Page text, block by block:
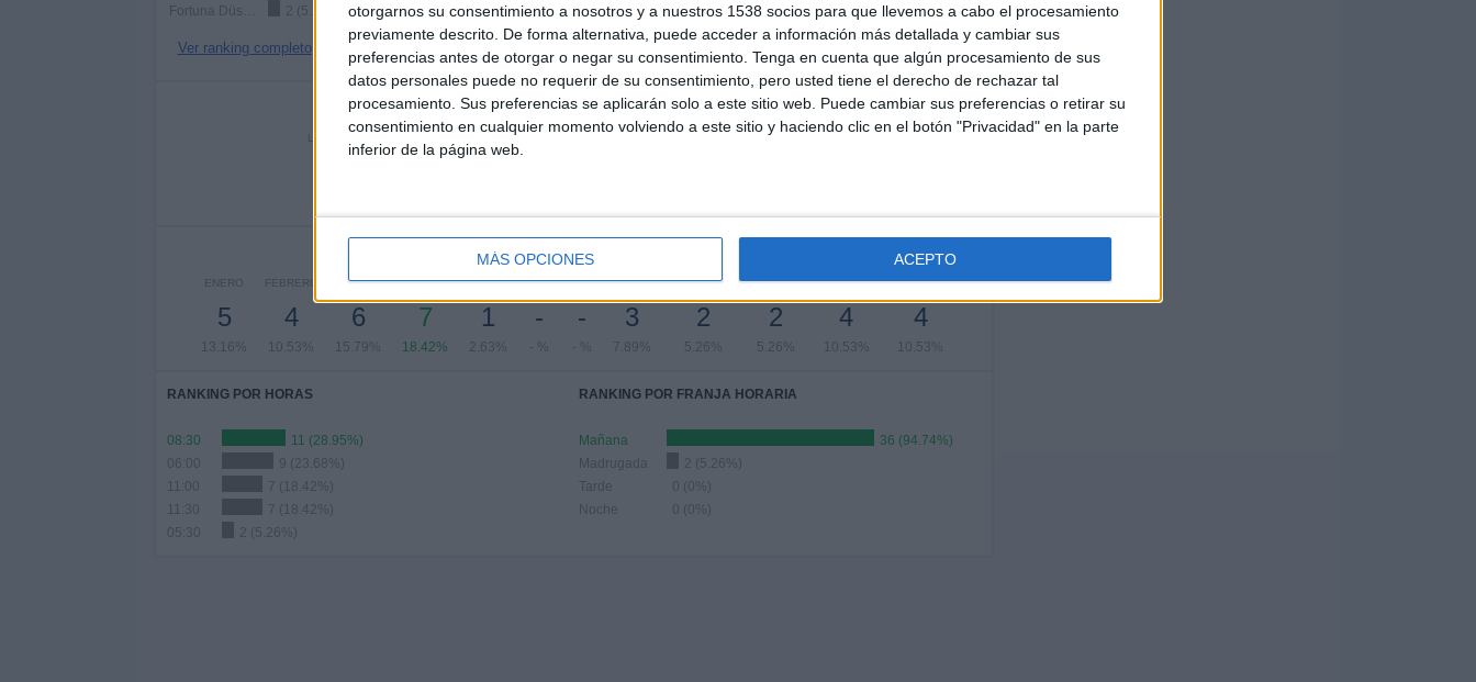
otorgarnos su consentimiento a nosotros y a nuestros 1538 socios para que llevemos a cabo el procesamiento
previamente descrito. De forma alternativa, puede acceder a información más detallada y cambiar sus
preferencias antes de otorgar o negar su consentimiento. Tenga en cuenta que algún procesamiento de sus
datos personales puede no requerir de su consentimiento, pero usted tiene el derecho de rechazar tal
procesamiento. Sus preferencias se aplicarán solo a este sitio web. Puede cambiar sus preferencias o retirar su
consentimiento en cualquier momento volviendo a este sitio y haciendo clic en el botón "Privacidad" en la parte
inferior de la página web.
MÁS OPCIONES ACEPTO
2 (5.26%)
Ver ranking completo
Nº DE PARTIDOS POR DÍA DE LA SEMANA
MIÉRCOLES
Nº DE PARTIDOS POR MES
ENERO
5
13.16%
FEBRERO
4
10.53%
MARZO
6
15.79%
ABRIL
7
18.42%
MAYO
1
2.63%
JUNIO
-
- %
JULIO
-
- %
AGOSTO
3
7.89%
SEPTIEMBRE
2
5.26%
OCTUBRE
2
5.26%
NOVIEMBRE
4
10.53%
DICIEMBRE
4
10.53%
RANKING POR HORAS
08:30
11 (28.95%)
06:00
9 (23.68%)
7 (18.42%)
11:30
7 (18.42%)
05:30
2 (5.26%)
RANKING POR FRANJA HORARIA
Mañana
36 (94.74%)
Madrugada
2 (5.26%)
Tarde
0 (0%)
Noche
0 (0%)